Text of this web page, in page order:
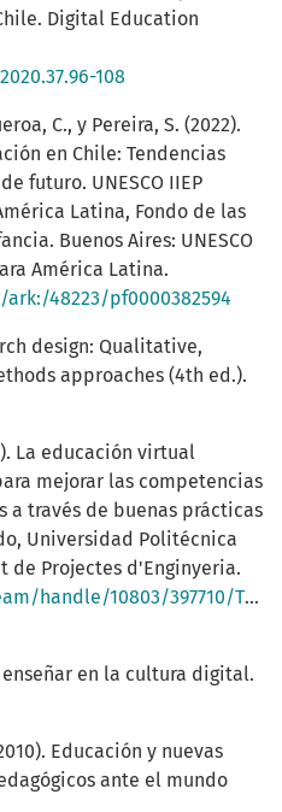
Digital Education
108
C., y Pereira, S. (2022).
en Chile: Tendencias
futuro. UNESCO IIEP
Latina, Fondo de las
Buenos Aires: UNESCO
América Latina.
48223/pf0000382594
design: Qualitative,
approaches (4th ed.).
La educación virtual
mejorar las competencias
a través de buenas prácticas
Universidad Politécnica
de Projectes d'Enginyeria.
handle/10803/397710/
enseñar en la cultura digital.
Educación y nuevas
ante el mundo